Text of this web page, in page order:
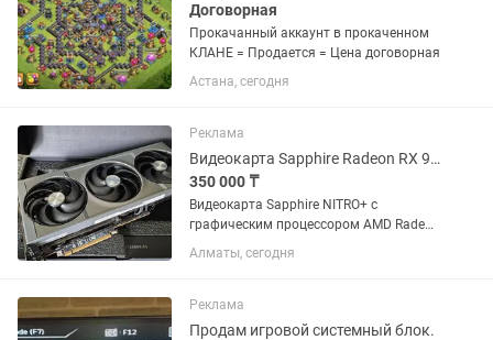
Договорная
Прокачанный аккаунт в прокаченном
КЛАНЕ = Продается = Цена договорная
Астана, сегодня
Реклама
Видеокарта Sapphire Radeon RX 9070 NITROAMD 16 ГБ
350 000 ₸
Видеокарта Sapphire NITRO+ с
графическим процессором AMD Radeon
RX 9070 демонстрирует высокую
производительность в играх и
Частота GPU достигает 2700 МГц в
режиме Boost,...
Алматы, сегодня
Реклама
Продам игровой системный блок.